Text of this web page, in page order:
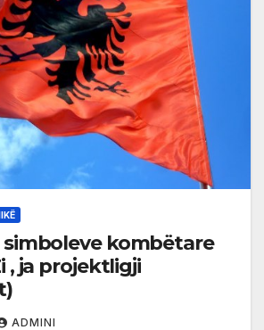
simboleve kombëtare
, ja projektligji
ADMINI